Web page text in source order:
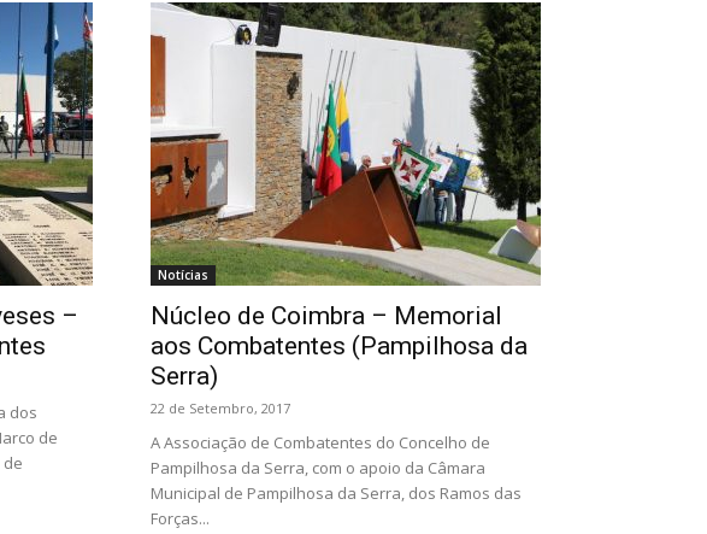
–
dos
de
Notícias
Núcleo de Coimbra – Memorial
aos Combatentes (Pampilhosa da
Serra)
22 de Setembro, 2017
A Associação de Combatentes do Concelho de
Pampilhosa da Serra, com o apoio da Câmara
Municipal de Pampilhosa da Serra, dos Ramos das
Forças...